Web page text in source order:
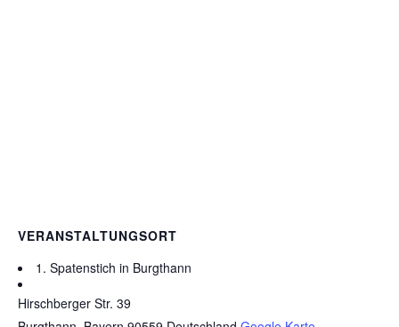
VERANSTALTUNGSORT
1. Spatenstich in Burgthann
Hirschberger Str. 39